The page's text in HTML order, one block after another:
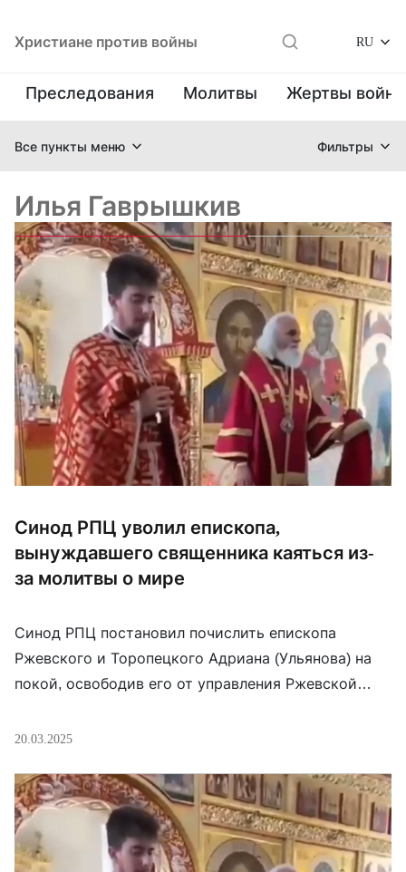
Христиане против войны RU
Преследования Молитвы Жертвы
Все пункты меню Фильтры
Илья Гаврышкив
Синод РПЦ уволил епископа,
вынуждавшего священника каяться из-
за молитвы о мире
Синод РПЦ постановил почислить епископа
Ржевского и Торопецкого Адриана (Ульянова) на
покой, освободив его от управления Ржевской
Свято-Никольский Малицкий мужской монастырь
епископ Адриан после доноса под угрозой
лишения сана заставил священника Илью
Гаврышкива публично каяться за молитву о мире.
Священнику было поставлено […]
20.03.2025